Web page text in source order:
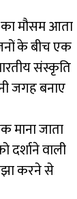
का मौसम आता
के बीच एक
संस्कृति
जगह बनाए
माना जाता
वाली
करने से